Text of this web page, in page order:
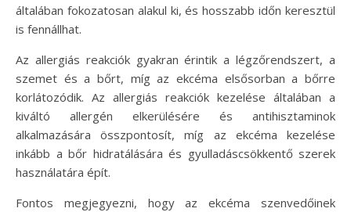
általában fokozatosan alakul ki, és hosszabb időn keresztül
is fennállhat.
Az allergiás reakciók gyakran érintik a légzőrendszert, a
szemet és a bőrt, míg az ekcéma elsősorban a bőrre
korlátozódik. Az allergiás reakciók kezelése általában a
kiváltó allergén elkerülésére és antihisztaminok
alkalmazására összpontosít, míg az ekcéma kezelése
inkább a bőr hidratálására és gyulladáscsökkentő szerek
használatára épít.
Fontos megjegyezni, hogy az ekcéma szenvedőinek